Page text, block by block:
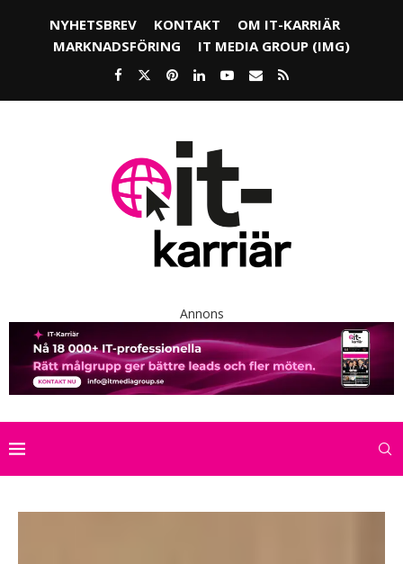
NYHETSBREV KONTAKT
OM IT-KARRIÄR
MARKNADSFÖRING
IT MEDIA GROUP (IMG)
Annons